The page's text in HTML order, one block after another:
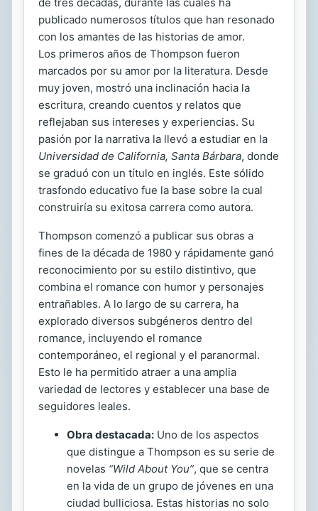
publicado numerosos títulos que han resonado
con los amantes de las historias de amor.
Los primeros años de Thompson fueron
marcados por su amor por la literatura. Desde
muy joven, mostró una inclinación hacia la
escritura, creando cuentos y relatos que
reflejaban sus intereses y experiencias. Su
pasión por la narrativa la llevó a estudiar en la
Universidad de California, Santa Bárbara, donde
se graduó con un título en inglés. Este sólido
trasfondo educativo fue la base sobre la cual
construiría su exitosa carrera como autora.
Thompson comenzó a publicar sus obras a
fines de la década de 1980 y rápidamente ganó
reconocimiento por su estilo distintivo, que
combina el romance con humor y personajes
entrañables. A lo largo de su carrera, ha
explorado diversos subgéneros dentro del
romance, incluyendo el romance
contemporáneo, el regional y el paranormal.
Esto le ha permitido atraer a una amplia
variedad de lectores y establecer una base de
seguidores leales.
Obra destacada: Uno de los aspectos
que distingue a Thompson es su serie de
novelas “Wild About You”, que se centra
en la vida de un grupo de jóvenes en una
ciudad bulliciosa. Estas historias no solo